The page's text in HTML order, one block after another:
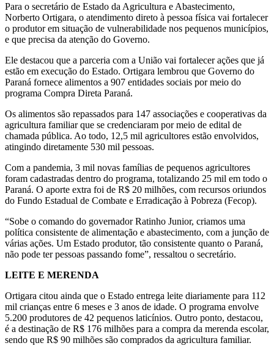
Para o secretário de Estado da Agricultura e Abastecimento,
Norberto Ortigara, o atendimento direto à pessoa física vai fortalecer
o produtor em situação de vulnerabilidade nos pequenos municípios,
e que precisa da atenção do Governo.
Ele destacou que a parceria com a União vai fortalecer ações que já
estão em execução do Estado. Ortigara lembrou que Governo do
Paraná fornece alimentos a 907 entidades sociais por meio do
programa Compra Direta Paraná.
Os alimentos são repassados para 147 associações e cooperativas da
agricultura familiar que se credenciaram por meio de edital de
chamada pública. Ao todo, 12,5 mil agricultores estão envolvidos,
atingindo diretamente 530 mil pessoas.
Com a pandemia, 3 mil novas famílias de pequenos agricultores
foram cadastradas dentro do programa, totalizando 25 mil em todo o
Paraná. O aporte extra foi de R$ 20 milhões, com recursos oriundos
do Fundo Estadual de Combate e Erradicação à Pobreza (Fecop).
“Sobe o comando do governador Ratinho Junior, criamos uma
política consistente de alimentação e abastecimento, com a junção de
várias ações. Um Estado produtor, tão consistente quanto o Paraná,
não pode ter pessoas passando fome”, ressaltou o secretário.
LEITE E MERENDA
Ortigara citou ainda que o Estado entrega leite diariamente para 112
mil crianças entre 6 meses e 3 anos de idade. O programa envolve
5.200 produtores de 42 pequenos laticínios. Outro ponto, destacou,
é a destinação de R$ 176 milhões para a compra da merenda escolar,
sendo que R$ 90 milhões são comprados da agricultura familiar.